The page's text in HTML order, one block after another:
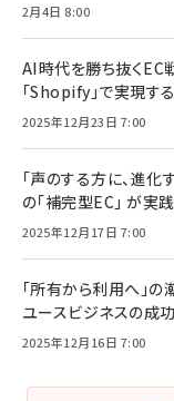
2月4日 8:00
AI時代を勝ち抜くEC
「Shopify」で実現す
2025年12月23日 7:00
「声のする方に、進
の「補完型EC」 が実
2025年12月17日 7:00
「所有から利用へ」の
ユースビジネスの成
2025年12月16日 7:00